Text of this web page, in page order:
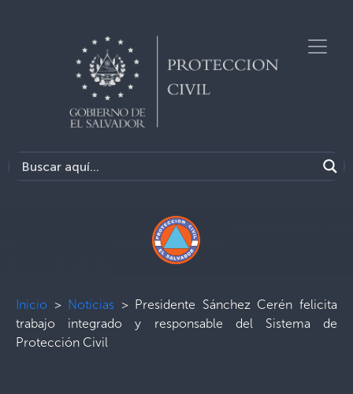
Inicio > Noticias > Presidente Sánchez Cerén felicita
trabajo integrado y responsable del Sistema de
Protección Civil